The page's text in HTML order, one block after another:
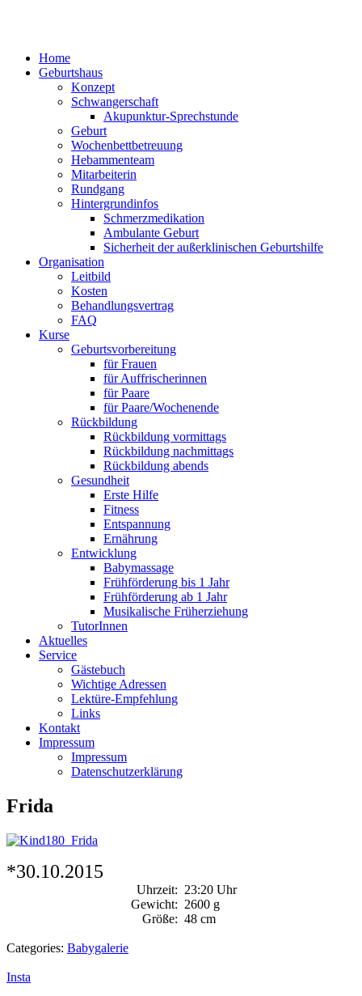
Home
Geburtshaus
Konzept
Schwangerschaft
Akupunktur-Sprechstunde
Geburt
Wochenbettbetreuung
Hebammenteam
Mitarbeiterin
Rundgang
Hintergrundinfos
Schmerzmedikation
Ambulante Geburt
Sicherheit der außerklinischen Geburtshilfe
Organisation
Leitbild
Kosten
Behandlungsvertrag
FAQ
Kurse
Geburtsvorbereitung
für Frauen
für Auffrischerinnen
für Paare
für Paare/Wochenende
Rückbildung
Rückbildung vormittags
Rückbildung nachmittags
Rückbildung abends
Gesundheit
Erste Hilfe
Fitness
Entspannung
Ernährung
Entwicklung
Babymassage
Frühförderung bis 1 Jahr
Frühförderung ab 1 Jahr
Musikalische Früherziehung
TutorInnen
Aktuelles
Service
Gästebuch
Wichtige Adressen
Lektüre-Empfehlung
Links
Kontakt
Impressum
Impressum
Datenschutzerklärung
Frida
*30.10.2015
Uhrzeit: 23:20 Uhr
Gewicht: 2600 g
Größe: 48 cm
Categories: Babygalerie
Insta